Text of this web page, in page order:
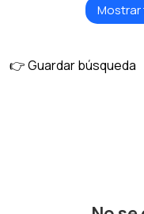
Instrumentos
👉 Guardar búsqueda